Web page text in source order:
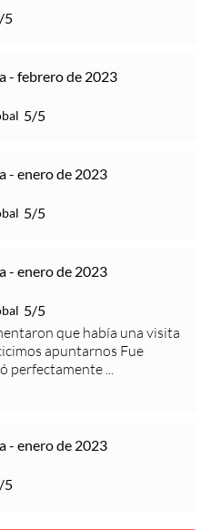
5
- febrero de 2023
5/5
- enero de 2023
5/5
- enero de 2023
5/5
que había una visita
apuntarnos Fue
perfectamente ...
- enero de 2023
5